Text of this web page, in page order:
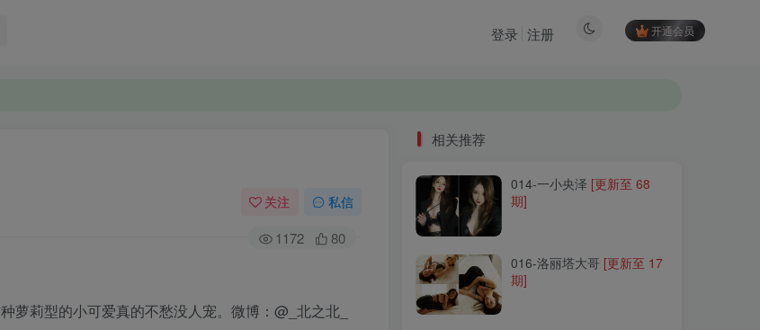
开通会员
登录 注册
关注 私信
1172 80
莉型的小可爱真的不愁没人宠。微博：@_北之北_
126-Aram(아람)
相关推荐
014-一小央泽 [更新至 68
期]
016-洛丽塔大哥 [更新至 17
期]